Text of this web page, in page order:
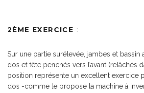
2ÈME EXERCICE :
Sur une partie surélevée, jambes et bassin
dos et tête penchés vers l’avant (relâchés
position représente un excellent exercice
dos -comme le propose la machine à